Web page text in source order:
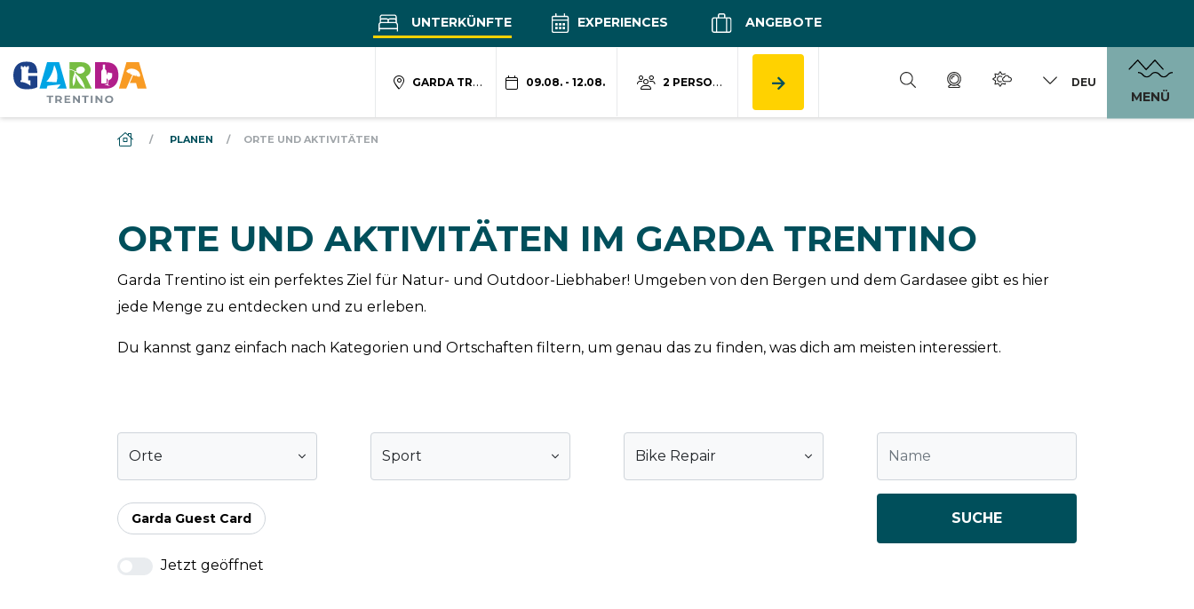
UNTERKÜNFTE EXPERIENCES ANGEBOTE
GARDA TRENTINO 09.08. - 12.08. 2 PERSONEN DEU
MENÜ
DS_BREADCRUMB.HOME
PLANEN ORTE UND AKTIVITÄTEN
ORTE UND AKTIVITÄTEN IM GARDA TRENTINO
Garda Trentino ist ein perfektes Ziel für Natur- und Outdoor-Liebhaber! Umgeben von den Bergen und dem Gardasee gibt es hier
jede Menge zu entdecken und zu erleben.
Du kannst ganz einfach nach Kategorien und Ortschaften filtern, um genau das zu finden, was dich am meisten interessiert.
Orte Sport Bike Repair
Garda Guest Card
Jetzt geöffnet
SUCHE